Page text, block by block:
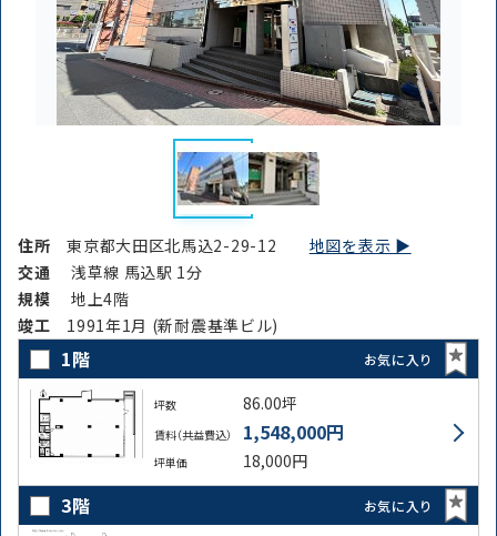
住所東京都大田区北馬込2-29-12 地図を表示 ▶︎
交通
浅草線 馬込駅 1分
規模
地上4階
竣⼯ 1991年1月 (新耐震基準ビル)
1階 お気に入り
坪数 86.00坪
賃料（共益費込） 1,548,000円
坪単価 18,000円
3階 お気に入り